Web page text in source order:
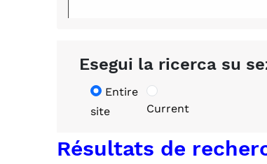
Esegui la ricerca su
Entire
site
Current
Résultats de